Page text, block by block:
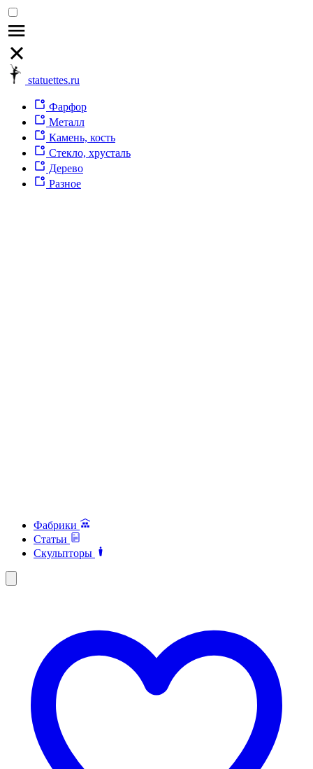
statuettes.ru
Фарфор
Металл
Камень, кость
Стекло, хрусталь
Дерево
Разное
Фабрики
Статьи
Скульпторы